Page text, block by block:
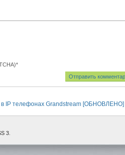
*
в IP телефонах Grandstream [ОБНОВЛЕНО]
3